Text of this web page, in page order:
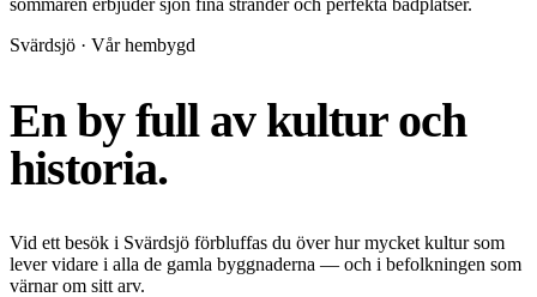
sommaren erbjuder sjön fina stränder och perfekta badplatser.
Svärdsjö · Vår hembygd
En by full av kultur och
historia.
Vid ett besök i Svärdsjö förbluffas du över hur mycket kultur som
lever vidare i alla de gamla byggnaderna — och i befolkningen som
värnar om sitt arv.